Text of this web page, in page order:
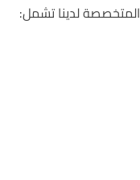
المتخصصة لدينا تشمل: